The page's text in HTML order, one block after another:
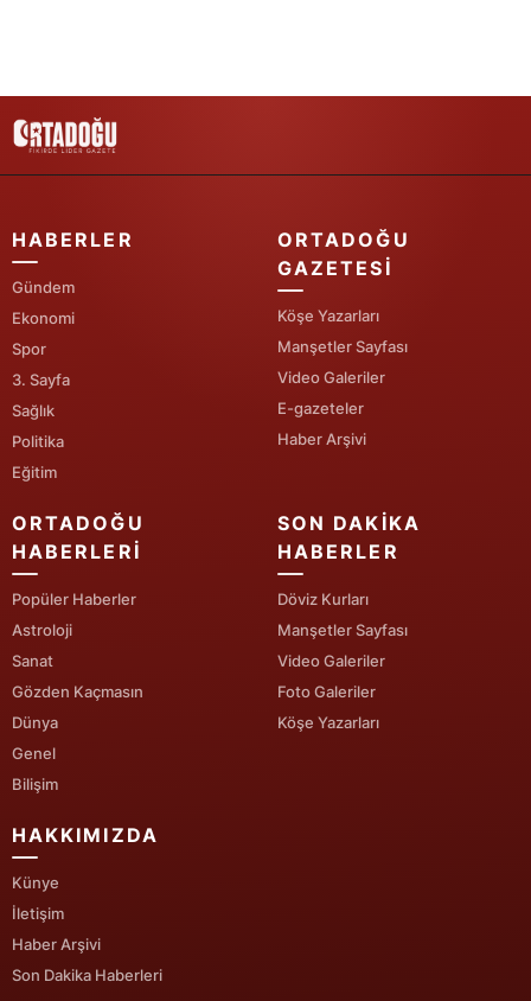
Karaman
Batman
Şırnak
Bartın
Ardahan
Yalova
Karabük
Osmaniye
Düzce
HABERLER
Gündem
Ekonomi
Spor
3. Sayfa
Sağlık
Politika
Eğitim
ORTADOĞU
GAZETESI
Köşe Yazarları
Manşetler Sayfası
Video Galeriler
E-gazeteler
Haber Arşivi
ORTADOĞU
HABERLERI
Popüler Haberler
Astroloji
Sanat
Gözden Kaçmasın
Dünya
Genel
Bilişim
SON DAKIKA
HABERLER
Döviz Kurları
Manşetler Sayfası
Video Galeriler
Foto Galeriler
Köşe Yazarları
HAKKIMIZDA
Künye
İletişim
Haber Arşivi
Son Dakika Haberleri